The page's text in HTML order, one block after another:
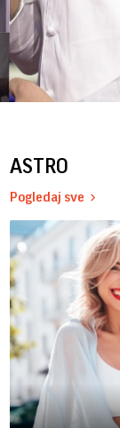
ASTRO
Pogledaj sve